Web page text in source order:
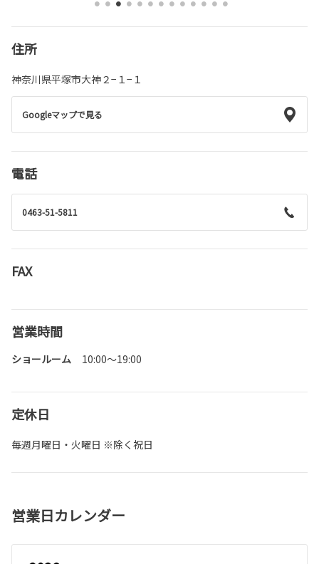
住所
神奈川県平塚市大神２−１−１
Googleマップで見る
電話
0463-51-5811
FAX
営業時間
ショールーム 10:00～19:00
定休日
毎週月曜日・火曜日 ※除く祝日
営業日カレンダー